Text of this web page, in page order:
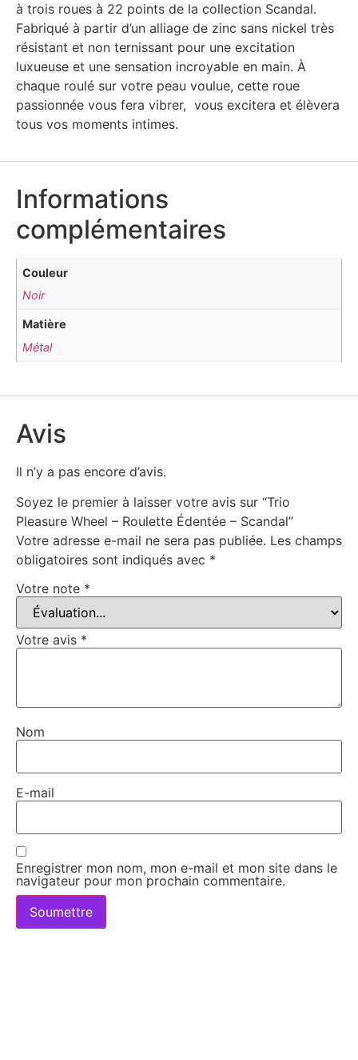
à trois roues à 22 points de la collection Scandal.
Fabriqué à partir d’un alliage de zinc sans nickel très
résistant et non ternissant pour une excitation
luxueuse et une sensation incroyable en main. À
chaque roulé sur votre peau voulue, cette roue
passionnée vous fera vibrer, vous excitera et élèvera
tous vos moments intimes.
Informations
complémentaires
Couleur
Noir
Matière
Métal
Avis
Il n’y a pas encore d’avis.
Soyez le premier à laisser votre avis sur “Trio
Pleasure Wheel – Roulette Édentée – Scandal”
Votre adresse e-mail ne sera pas publiée. Les champs
obligatoires sont indiqués avec *
Votre note *
Votre avis *
Nom
E-mail
Enregistrer mon nom, mon e-mail et mon site dans le
navigateur pour mon prochain commentaire.